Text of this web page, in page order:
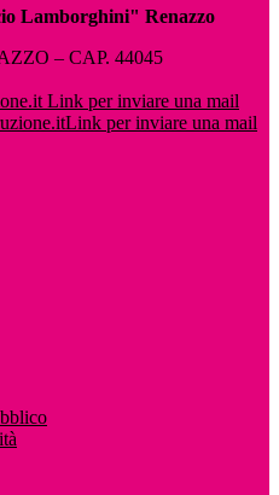
Lamborghini" Renazzo
– CAP. 44045
Link per inviare una mail
Link per inviare una mail